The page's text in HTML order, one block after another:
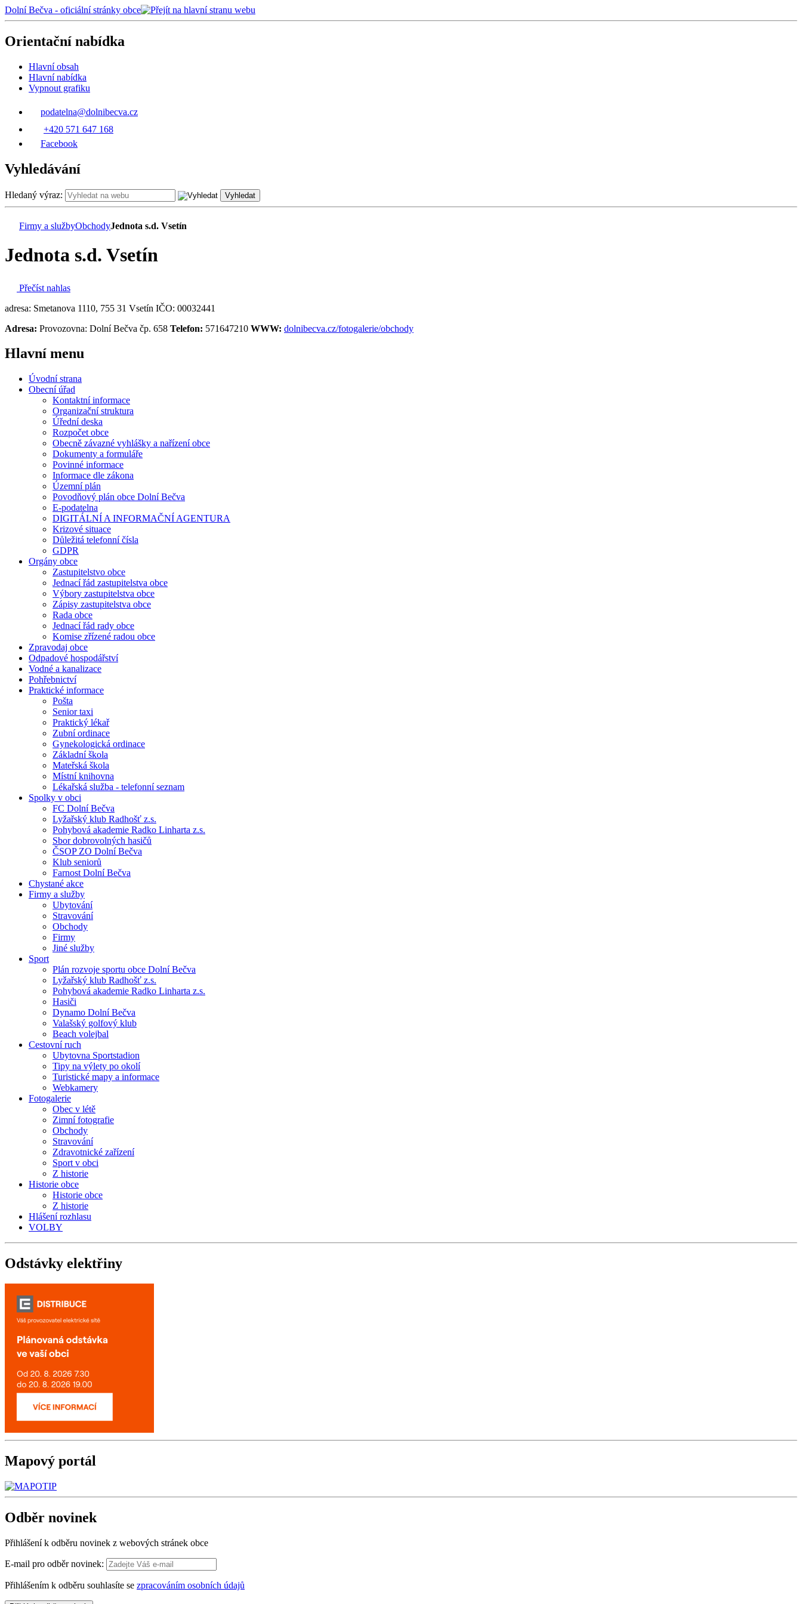
Dolní Bečva - oficiální stránky obce
Orientační nabídka
Hlavní obsah
Hlavní nabídka
Vypnout grafiku
podatelna@dolnibecva.cz
+420 571 647 168
Facebook
Vyhledávání
Hledaný výraz: Vyhledat
Firmy a službyObchodyJednota s.d. Vsetín
Jednota s.d. Vsetín
Přečíst nahlas
adresa: Smetanova 1110, 755 31 Vsetín IČO: 00032441
Adresa: Provozovna: Dolní Bečva čp. 658 Telefon: 571647210 WWW: dolnibecva.cz/fotogalerie/obchody
Hlavní menu
Úvodní strana
Obecní úřad
Kontaktní informace
Organizační struktura
Úřední deska
Rozpočet obce
Obecně závazné vyhlášky a nařízení obce
Dokumenty a formuláře
Povinné informace
Informace dle zákona
Územní plán
Povodňový plán obce Dolní Bečva
E-podatelna
DIGITÁLNÍ A INFORMAČNÍ AGENTURA
Krizové situace
Důležitá telefonní čísla
GDPR
Orgány obce
Zastupitelstvo obce
Jednací řád zastupitelstva obce
Výbory zastupitelstva obce
Zápisy zastupitelstva obce
Rada obce
Jednací řád rady obce
Komise zřízené radou obce
Zpravodaj obce
Odpadové hospodářství
Vodné a kanalizace
Pohřebnictví
Praktické informace
Pošta
Senior taxi
Praktický lékař
Zubní ordinace
Gynekologická ordinace
Základní škola
Mateřská škola
Místní knihovna
Lékařská služba - telefonní seznam
Spolky v obci
FC Dolní Bečva
Lyžařský klub Radhošť z.s.
Pohybová akademie Radko Linharta z.s.
Sbor dobrovolných hasičů
ČSOP ZO Dolní Bečva
Klub seniorů
Farnost Dolní Bečva
Chystané akce
Firmy a služby
Ubytování
Stravování
Obchody
Firmy
Jiné služby
Sport
Plán rozvoje sportu obce Dolní Bečva
Lyžařský klub Radhošť z.s.
Pohybová akademie Radko Linharta z.s.
Hasiči
Dynamo Dolní Bečva
Valašský golfový klub
Beach volejbal
Cestovní ruch
Ubytovna Sportstadion
Tipy na výlety po okolí
Turistické mapy a informace
Webkamery
Fotogalerie
Obec v létě
Zimní fotografie
Obchody
Stravování
Zdravotnické zařízení
Sport v obci
Z historie
Historie obce
Historie obce
Z historie
Hlášení rozhlasu
VOLBY
Odstávky elektřiny
Mapový portál
Odběr novinek
Přihlášení k odběru novinek z webových stránek obce
E-mail pro odběr novinek:
Přihlášením k odběru souhlasíte se zpracováním osobních údajů